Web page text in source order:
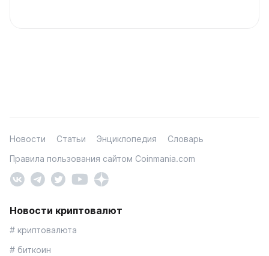
Новости Статьи Энциклопедия
Словарь
Правила пользования сайтом Coinmania.com
Новости криптовалют
# криптовалюта
# биткоин